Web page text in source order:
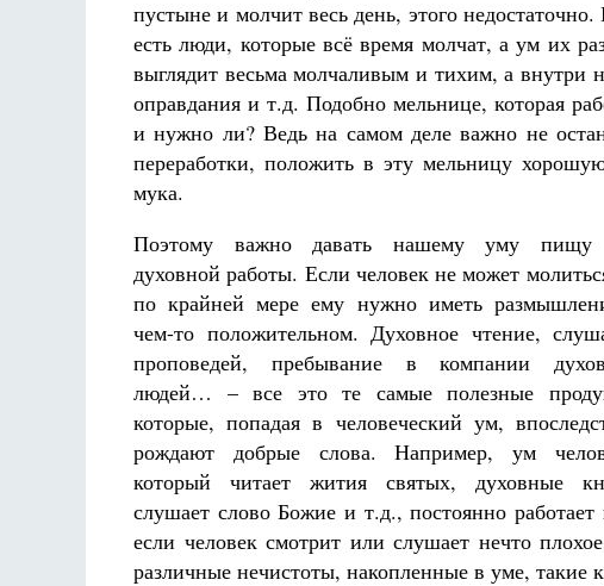
пустыне и молчит весь день, этого
есть люди, которые всё время молчат, а ум их
выглядит весьма молчаливым и тихим, а внутри
оправдания и т.д. Подобно мельнице, которая
и нужно ли? Ведь на самом деле важно не
переработки, положить в эту мельницу
мука.
Поэтому важно давать нашему уму пищу
духовной работы. Если человек не может
по крайней мере ему нужно иметь
чем-то положительном. Духовное чтение,
проповедей, пребывание в компании
людей… – все это те самые полезные
которые, попадая в человеческий ум,
рождают добрые слова. Например, ум
который читает жития святых, духовные
слушает слово Божие и т.д., постоянно
если человек смотрит или слушает нечто
различные нечистоты, накопленные в уме, такие